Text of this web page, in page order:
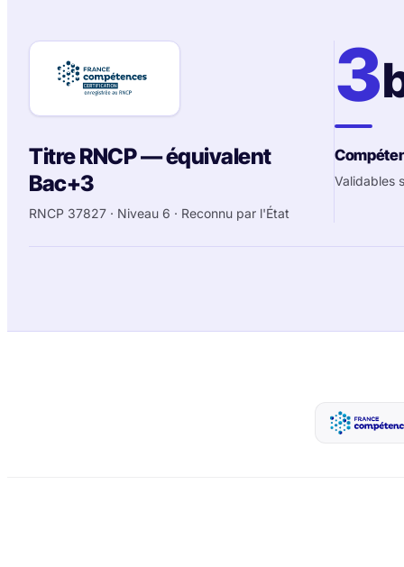
Titre RNCP — équivalent
Bac+3
RNCP 37827 · Niveau 6 · Reconnu par l'État
3
Validables